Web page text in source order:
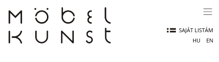
content
SAJÁT LISTÁM
HU
EN